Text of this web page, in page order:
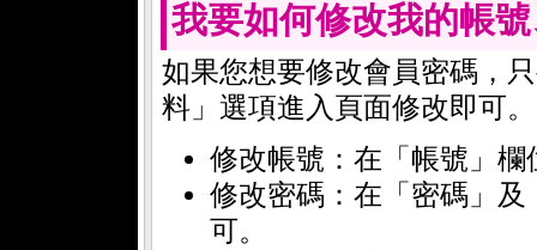
我要如何修改我的帳
如果您想要修改會員密碼，
料」選項進入頁面修改即可。
修改帳號：在「帳號」
修改密碼：在「密碼」
可。